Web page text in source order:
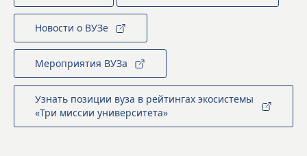
Новости о ВУЗе
Мероприятия ВУЗа
Узнать позиции вуза в рейтингах экосистемы
«Три миссии университета»